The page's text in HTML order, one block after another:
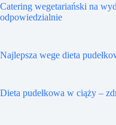
Catering wegetariański na
odpowiedzialnie
Najlepsza wege dieta
Dieta pudełkowa w ciąży –